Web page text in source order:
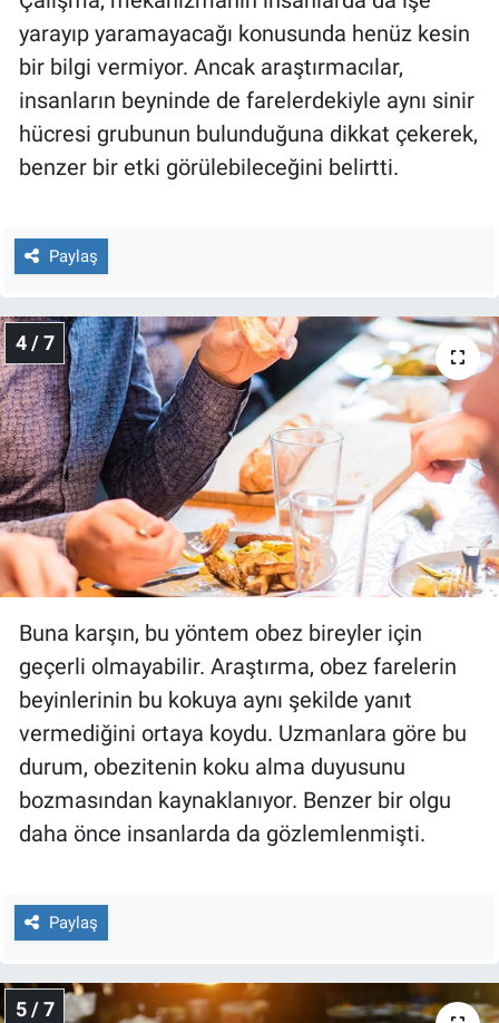
yarayıp yaramayacağı konusunda henüz kesin
bir bilgi vermiyor. Ancak araştırmacılar,
insanların beyninde de farelerdekiyle aynı sinir
hücresi grubunun bulunduğuna dikkat çekerek,
benzer bir etki görülebileceğini belirtti.
Paylaş
4 / 7
Buna karşın, bu yöntem obez bireyler için
geçerli olmayabilir. Araştırma, obez farelerin
beyinlerinin bu kokuya aynı şekilde yanıt
vermediğini ortaya koydu. Uzmanlara göre bu
durum, obezitenin koku alma duyusunu
bozmasından kaynaklanıyor. Benzer bir olgu
daha önce insanlarda da gözlemlenmişti.
Paylaş
5 / 7